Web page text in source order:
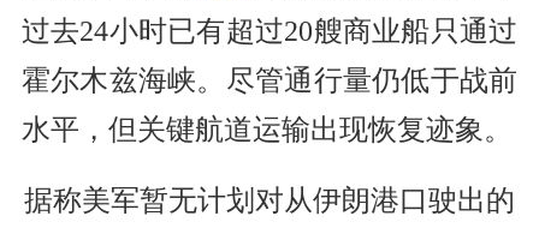
过去24小时已有超过20艘商业船只通过
霍尔木兹海峡。尽管通行量仍低于战前
水平，但关键航道运输出现恢复迹象。
据称美军暂无计划对从伊朗港口驶出的